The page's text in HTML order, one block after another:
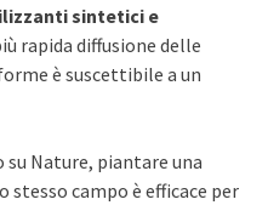
sintetici e
rapida diffusione delle
è suscettibile a un
Nature, piantare una
stesso campo è efficace per